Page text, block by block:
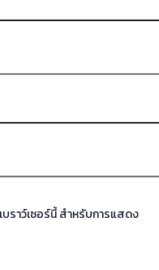
ราว์เซอร์นี้ สำหรับการแสดง